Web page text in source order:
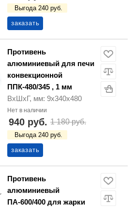
Выгода 240 руб.
заказать
Противень
алюминиевый для печи
конвекционной
ППК-480/345 , 1 мм
ВхШхГ, мм: 9х340х480
Нет в наличии
940 руб. 1 180 руб.
Выгода 240 руб.
заказать
Противень
алюминиевый
ПА-600/400 для жарки